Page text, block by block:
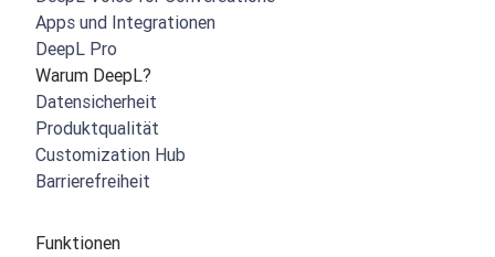
Apps und Integrationen
DeepL Pro
Warum DeepL?
Datensicherheit
Produktqualität
Customization Hub
Barrierefreiheit
Funktionen